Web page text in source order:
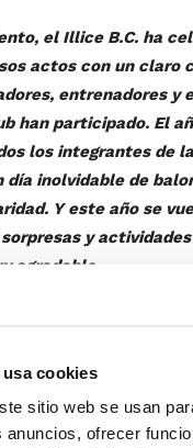
cookies
sitio web se usan
anuncios, ofrecer
el Illice B.C. ha
actos con un claro
entrenadores y
han participado. El
los integrantes de
día inolvidable de
Y este año se
y
agradable.
los días de Navidad, el
del Toscar se
el único requisito
lleven un mínimo de